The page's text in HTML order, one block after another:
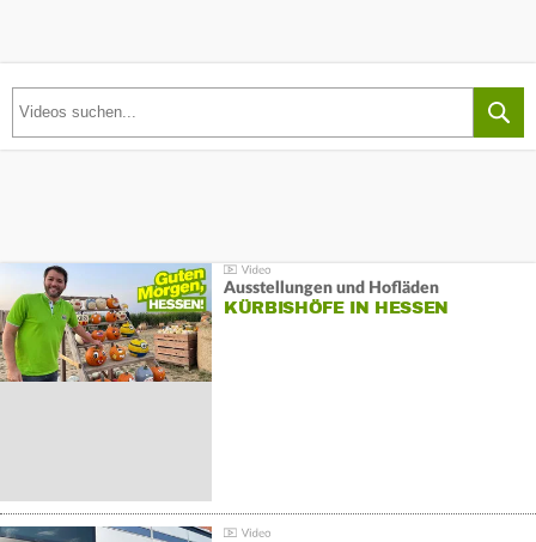
Ausstellungen und Hofläden
KÜRBISHÖFE IN HESSEN